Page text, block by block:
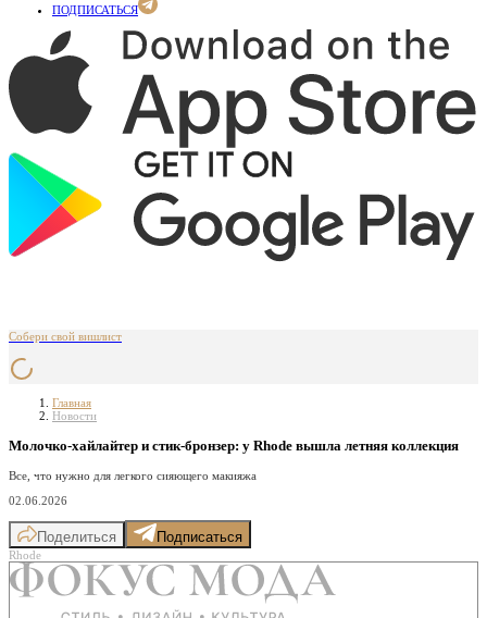
ПОДПИСАТЬСЯ
Собери свой вишлист
Главная
Новости
Молочко-хайлайтер и стик-бронзер: у Rhode вышла летняя коллекция
Все, что нужно для легкого сияющего макияжа
02.06.2026
Поделиться Подписаться
Rhode